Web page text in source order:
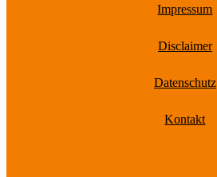
Impressum
Disclaimer
Datenschutz
Kontakt